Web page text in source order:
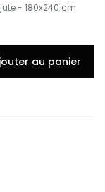
- 180x240 cm
au panier